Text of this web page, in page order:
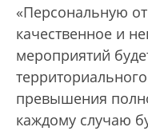
«Персональную
качественное и
мероприятий
превышения
каждому случаю